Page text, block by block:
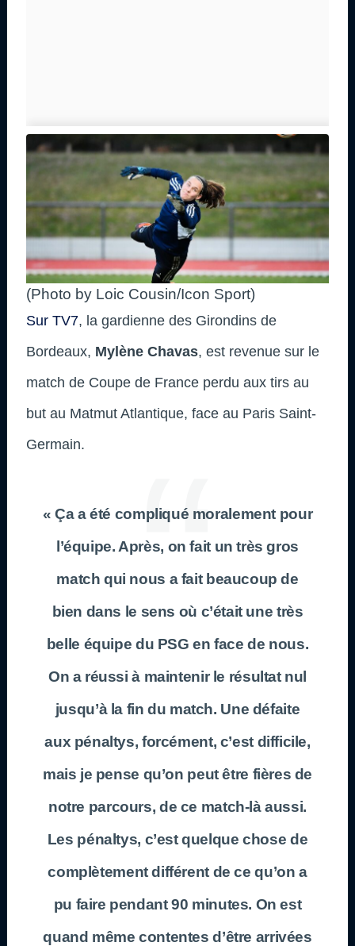
(Photo by Loic Cousin/Icon Sport)
Sur TV7, la gardienne des Girondins de
Bordeaux, Mylène Chavas, est revenue sur le
match de Coupe de France perdu aux tirs au
but au Matmut Atlantique, face au Paris Saint-
Germain.
« Ça a été compliqué moralement pour
l’équipe. Après, on fait un très gros
match qui nous a fait beaucoup de
bien dans le sens où c’était une très
belle équipe du PSG en face de nous.
On a réussi à maintenir le résultat nul
jusqu’à la fin du match. Une défaite
aux pénaltys, forcément, c’est difficile,
mais je pense qu’on peut être fières de
notre parcours, de ce match-là aussi.
Les pénaltys, c’est quelque chose de
complètement différent de ce qu’on a
pu faire pendant 90 minutes. On est
quand même contentes d’être arrivées